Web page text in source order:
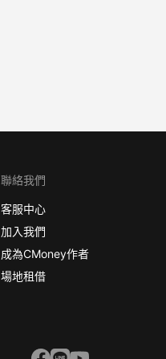
聯絡我們
客服中心
加入我們
成為CMoney作者
場地租借